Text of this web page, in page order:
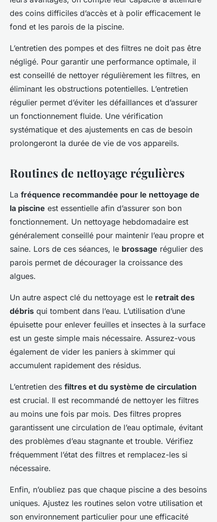
des coins difficiles d’accès et à polir efficacement le
fond et les parois de la piscine.
L’entretien des pompes et des filtres ne doit pas être
négligé. Pour garantir une performance optimale, il
est conseillé de nettoyer régulièrement les filtres, en
éliminant les obstructions potentielles. L’entretien
régulier permet d’éviter les défaillances et d’assurer
un fonctionnement fluide. Une vérification
systématique et des ajustements en cas de besoin
prolongeront la durée de vie de vos appareils.
Routines de nettoyage régulières
La fréquence recommandée pour le nettoyage de
la piscine est essentielle afin d’assurer son bon
fonctionnement. Un nettoyage hebdomadaire est
généralement conseillé pour maintenir l’eau propre et
saine. Lors de ces séances, le brossage régulier des
parois permet de décourager la croissance des
algues.
Un autre aspect clé du nettoyage est le retrait des
débris qui tombent dans l’eau. L’utilisation d’une
épuisette pour enlever feuilles et insectes à la surface
est un geste simple mais nécessaire. Assurez-vous
également de vider les paniers à skimmer qui
accumulent rapidement des résidus.
L’entretien des filtres et du système de circulation
est crucial. Il est recommandé de nettoyer les filtres
au moins une fois par mois. Des filtres propres
garantissent une circulation de l’eau optimale, évitant
des problèmes d’eau stagnante et trouble. Vérifiez
fréquemment l’état des filtres et remplacez-les si
nécessaire.
Enfin, n’oubliez pas que chaque piscine a des besoins
uniques. Ajustez les routines selon votre utilisation et
son environnement particulier pour une efficacité